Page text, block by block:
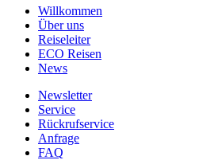
Willkommen
Über uns
Reiseleiter
ECO Reisen
News
Newsletter
Service
Rückrufservice
Anfrage
FAQ